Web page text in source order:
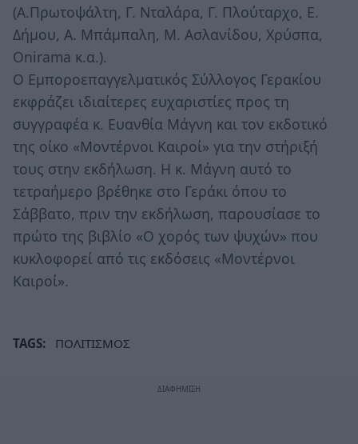
(Α.Πρωτοψάλτη, Γ. Νταλάρα, Γ. Πλούταρχο, Ε.
Δήμου, Α. Μπάμπαλη, Μ. Ασλανίδου, Χρύσπα,
Onirama κ.α.).
Ο Εμποροεπαγγελματικός Σύλλογος Γερακίου
εκφράζει ιδιαίτερες ευχαριστίες προς τη
συγγραφέα κ. Ευανθία Μάγνη και τον εκδοτικό
της οίκο «Μοντέρνοι Καιροί» για την στήριξή
τους στην εκδήλωση. Η κ. Μάγνη αυτό το
τετραήμερο βρέθηκε στο Γεράκι όπου το
Σάββατο, πριν την εκδήλωση, παρουσίασε το
πρώτο της βιβλίο «Ο χορός των ψυχών» που
κυκλοφορεί από τις εκδόσεις «Μοντέρνοι
Καιροί».
TAGS: ΠΟΛΙΤΙΣΜΟΣ